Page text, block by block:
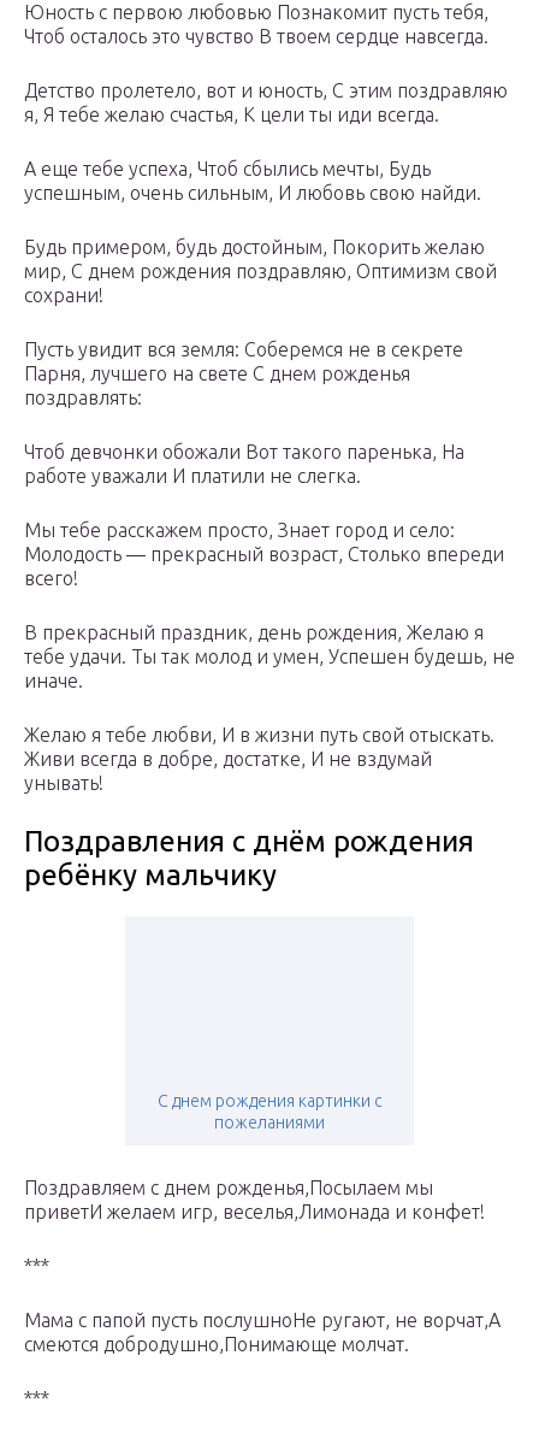
Юность с первою любовью Познакомит пусть тебя,
Чтоб осталось это чувство В твоем сердце навсегда.
Детство пролетело, вот и юность, С этим поздравляю
я, Я тебе желаю счастья, К цели ты иди всегда.
А еще тебе успеха, Чтоб сбылись мечты, Будь
успешным, очень сильным, И любовь свою найди.
Будь примером, будь достойным, Покорить желаю
мир, С днем рождения поздравляю, Оптимизм свой
сохрани!
Пусть увидит вся земля: Соберемся не в секрете
Парня, лучшего на свете С днем рожденья
поздравлять:
Чтоб девчонки обожали Вот такого паренька, На
работе уважали И платили не слегка.
Мы тебе расскажем просто, Знает город и село:
Молодость — прекрасный возраст, Столько впереди
всего!
В прекрасный праздник, день рождения, Желаю я
тебе удачи. Ты так молод и умен, Успешен будешь, не
иначе.
Желаю я тебе любви, И в жизни путь свой отыскать.
Живи всегда в добре, достатке, И не вздумай
унывать!
Поздравления с днём рождения
ребёнку мальчику
С днем рождения картинки с
пожеланиями
Поздравляем с днем рожденья,Посылаем мы
приветИ желаем игр, веселья,Лимонада и конфет!
***
Мама с папой пусть послушноНе ругают, не ворчат,А
смеются добродушно,Понимающе молчат.
***